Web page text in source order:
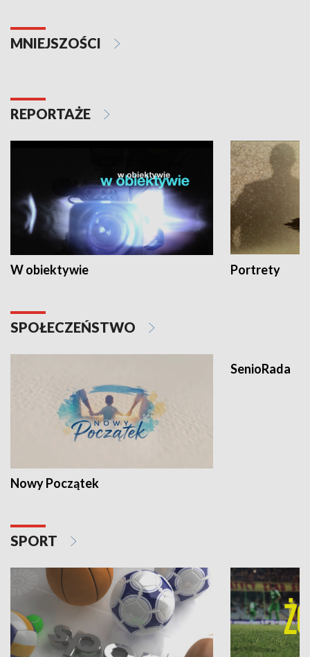
MNIEJSZOŚCI
REPORTAŻE
W obiektywie Portrety
SPOŁECZEŃSTWO
Nowy Początek
SenioRada
SPORT